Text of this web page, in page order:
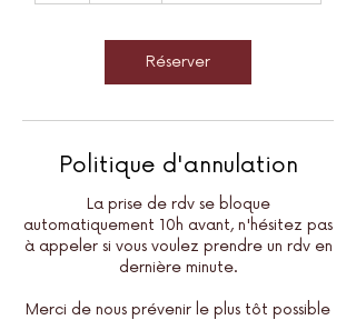
Réserver
Politique d'annulation
La prise de rdv se bloque
automatiquement 10h avant, n'hésitez pas
à appeler si vous voulez prendre un rdv en
dernière minute.
Merci de nous prévenir le plus tôt possible